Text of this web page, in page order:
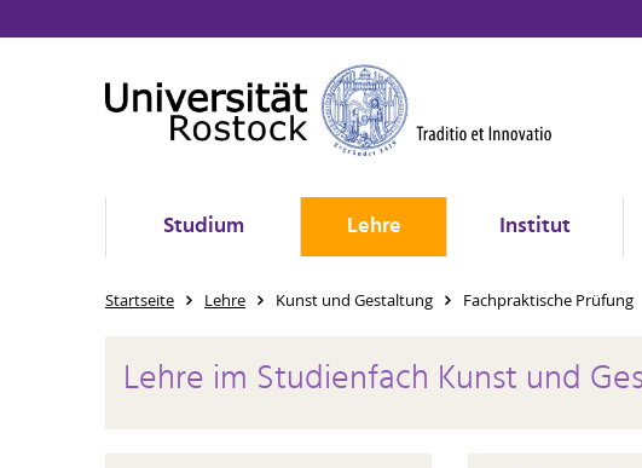
Studium Lehre Institut
Startseite Lehre Kunst und Gestaltung Fachpraktische Prüfung
Lehre im Studienfach Kunst und